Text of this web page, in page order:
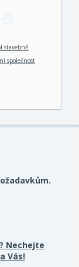
stavebně
společnost
Nechejte
Vás!